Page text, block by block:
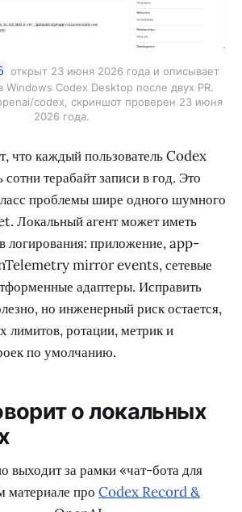
открыт 23 июня 2026 года и описывает
Codex Desktop после двух PR.
codex, скриншот проверен 23 июня
2026 года.
что каждый пользователь Codex
терабайт записи в год. Это
проблемы шире одного шумного
Локальный агент может иметь
логирования: приложение, app-
mirror events, сетевые
адаптеры. Исправить
но инженерный риск остается,
лимитов, ротации, метрик и
по умолчанию.
о локальных
выходит за рамки «чат-бота для
материале про Codex Record &